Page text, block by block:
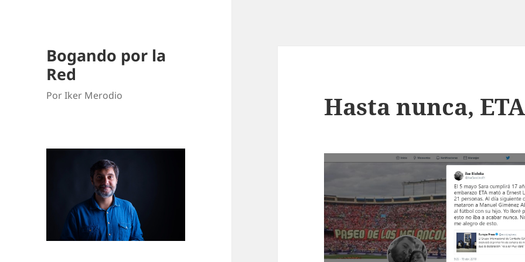
Bogando por la
Red
Por Iker Merodio Hasta nunca, ETA